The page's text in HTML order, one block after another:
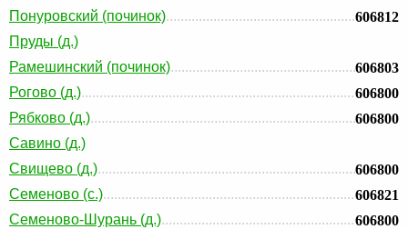
Понуровский (починок)
606812
Пруды (д.)
Рамешинский (починок)
606803
Рогово (д.)
606800
Рябково (д.)
606800
Савино (д.)
Свищево (д.)
606800
Семеново (с.)
606821
Семеново-Шурань (д.)
606800